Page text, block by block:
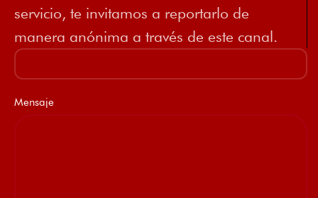
servicio, te invitamos a reportarlo de
manera anónima a través de este canal.
Mensaje